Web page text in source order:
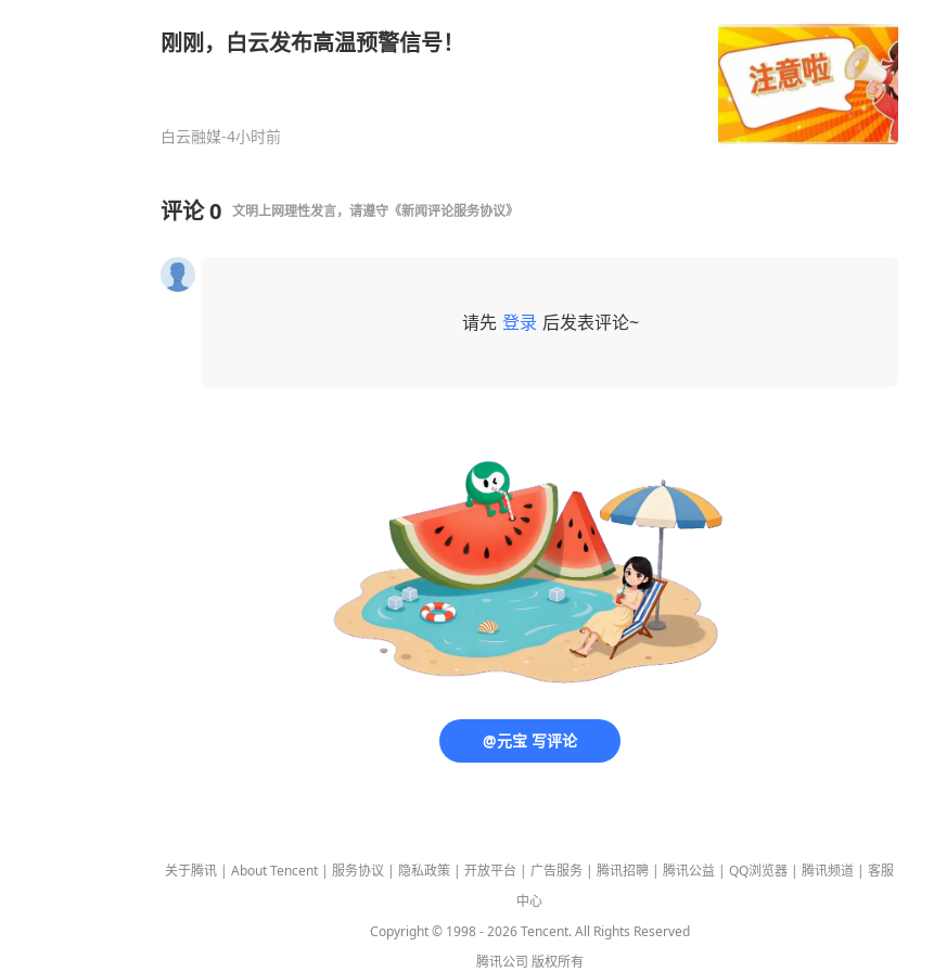
刚刚，白云发布高温预警信号！
白云融媒-4小时前
评论0 文明上网理性发言，请遵守 《新闻评论服务协议》
请先 登录 后发表评论~
@元宝 写评论
关于腾讯 | About Tencent | 服务协议 | 隐私政策 | 开放平台 | 广告服务 | 腾讯招聘 | 腾讯公益 | QQ浏览器 | 腾讯频道 | 客服
中心
Copyright © 1998 -2026Tencent. All Rights Reserved
腾讯公司 版权所有